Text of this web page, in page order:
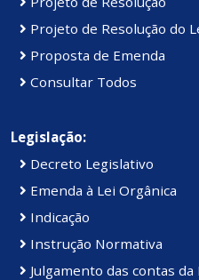
Projeto de Resolução do
Proposta de Emenda
Consultar Todos
Legislação:
Decreto Legislativo
Emenda à Lei Orgânica
Indicação
Instrução Normativa
Julgamento das contas